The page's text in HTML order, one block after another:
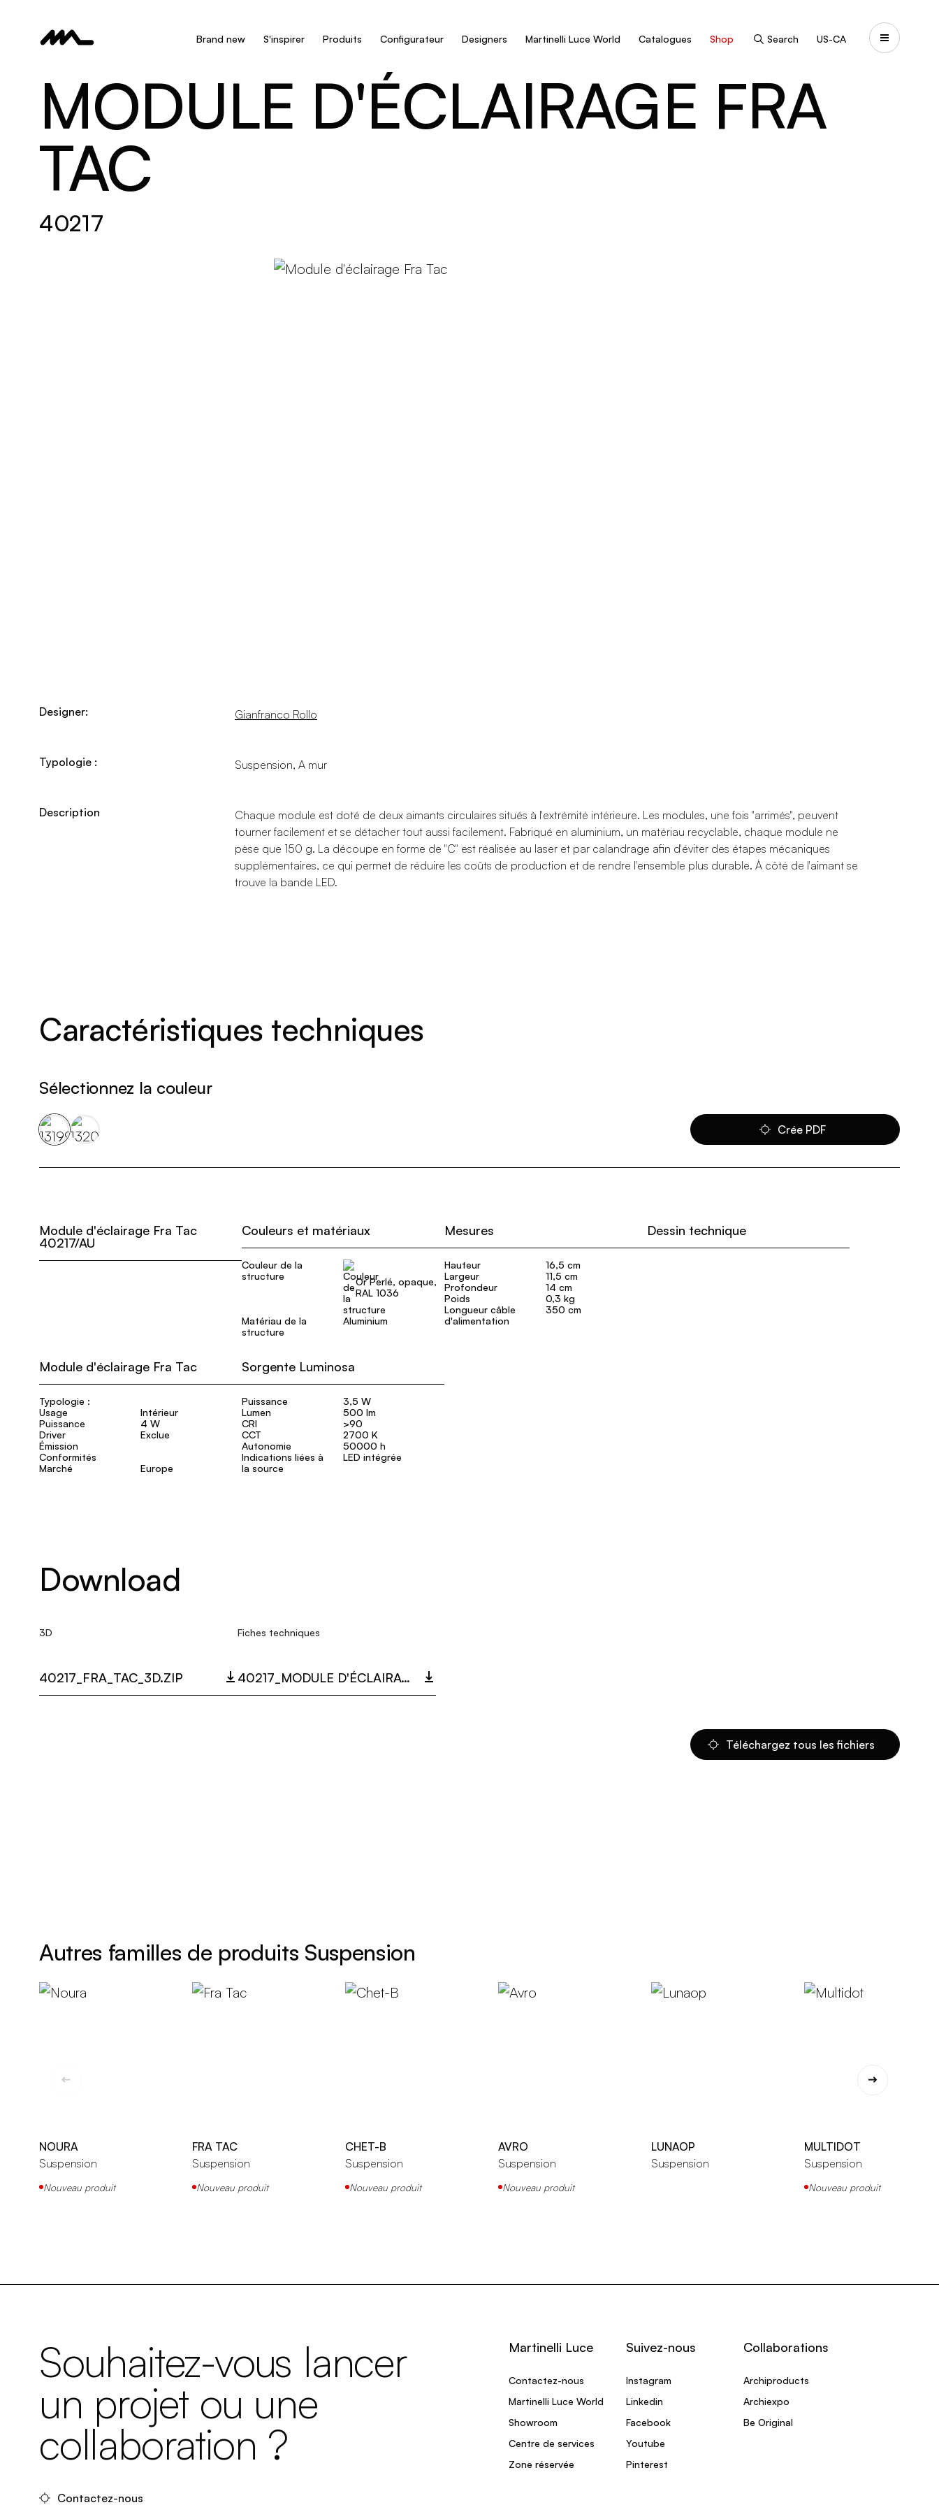
Brand new S'inspirer Produits Configurateur Designers Martinelli Luce World Catalogues Shop Search US-CA
MODULE D'ÉCLAIRAGE FRA
TAC
40217
Designer: Gianfranco Rollo
Typologie : Suspension, A mur
Description
Chaque module est doté de deux aimants circulaires situés à l'extrémité intérieure. Les modules, une fois "arrimés", peuvent
tourner facilement et se détacher tout aussi facilement. Fabriqué en aluminium, un matériau recyclable, chaque module ne
pèse que 150 g. La découpe en forme de "C" est réalisée au laser et par calandrage afin d'éviter des étapes mécaniques
supplémentaires, ce qui permet de réduire les coûts de production et de rendre l'ensemble plus durable. À côté de l'aimant se
trouve la bande LED.
Caractéristiques techniques
Sélectionnez la couleur
Crée PDF
Module d'éclairage Fra Tac
40217/AU
Couleurs et matériaux
Couleur de la
structure
Or Perlé, opaque,
RAL 1036
Matériau de la
structure
Aluminium
Mesures
Hauteur
16,5 cm
Largeur
11,5 cm
Profondeur
14 cm
Poids
0,3 kg
Longueur câble
d'alimentation
350 cm
Dessin technique
Module d'éclairage Fra Tac
Typologie :
Usage
Intérieur
Puissance
4 W
Driver
Exclue
Émission
Conformités
Marché
Europe
Sorgente Luminosa
Puissance
3,5 W
Lumen
500 lm
CRI
>90
CCT
2700 K
Autonomie
50000 h
Indications liées à
la source
LED intégrée
Download
3D
40217_FRA_TAC_3D.ZIP
Fiches techniques
40217_MODULE D'ÉCLAIRAGE FRA TAC.PDF
Téléchargez tous les fichiers
Autres familles de produits Suspension
NOURA
Suspension
Nouveau produit
FRA TAC
Suspension
Nouveau produit
CHET-B
Suspension
Nouveau produit
AVRO
Suspension
Nouveau produit
LUNAOP
Suspension
MULTIDOT
Suspension
Nouveau produit
Souhaitez-vous lancer
un projet ou une
collaboration ?
Contactez-nous
Martinelli Luce
Contactez-nous
Martinelli Luce World
Showroom
Centre de services
Zone réservée
Suivez-nous
Instagram
Linkedin
Facebook
Youtube
Pinterest
Collaborations
Archiproducts
Archiexpo
Be Original